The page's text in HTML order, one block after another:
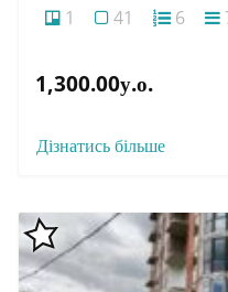
1
41 6
1,300.00у.о.
Дізнатись більше